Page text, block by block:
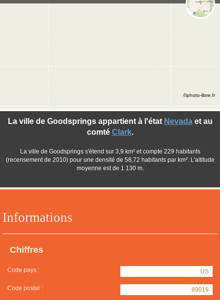
Informations
Chiffres
Code pays : US
Code postal : 89019
La ville de Goodsprings appartient à l'état Nevadaet au
comté Clark.
La ville de Goodsprings s'étend sur 3,9 km² et compte 229 habitants
(recensement de 2010) pour une densité de 58,72 habitants par km². L'altitude
moyenne est de 1 130 m.
©photo-libre.fr